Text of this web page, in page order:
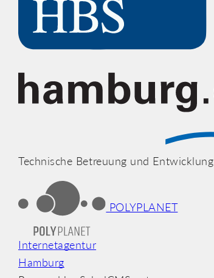
Technische Betreuung und Entwicklung
POLYPLANET
Internetagentur
Hamburg